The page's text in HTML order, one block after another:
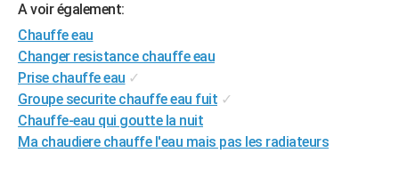
Guides de France
Escapades
Patrimoine
Expositions
Musées
Week-end nature
+LIFESTYLE
Art de vivre
Bien-être
Loisirs
Mode
Modes de vie
SANTE
Alimentation
Guide de la santé
Maladies
Médicaments
Sommeil
VOYAGE
Destinations
City break
Voyage nature
Voyage de noces
Forum
Climat
+PHOTO
A voir également:
Chauffe eau
Changer resistance chauffe eau
Prise chauffe eau ✓
Groupe securite chauffe eau fuit ✓
Chauffe-eau qui goutte la nuit
Ma chaudiere chauffe l'eau mais pas les radiateurs